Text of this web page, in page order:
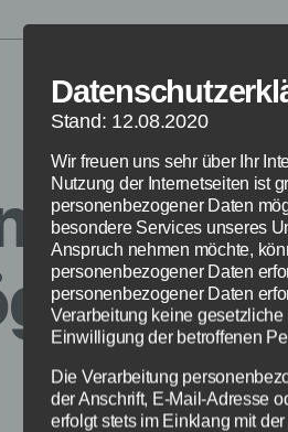
VonPaul
Stand: 12.08.2020
Wir freuen uns sehr über Ihr
Nutzung der Internetseiten ist
personenbezogener Daten
besondere Services unseres
Anspruch nehmen möchte,
personenbezogener Daten
personenbezogener Daten
Verarbeitung keine
Einwilligung der betroffenen
Die Verarbeitung
der Anschrift, E-Mail-Adresse
erfolgt stets im Einklang mit